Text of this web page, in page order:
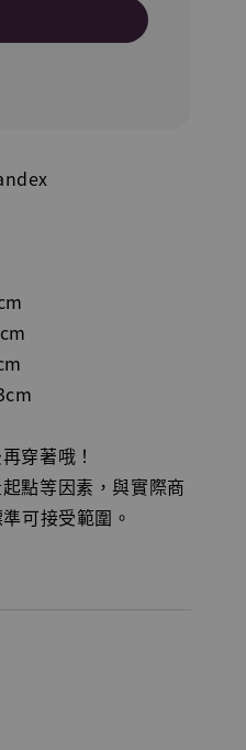
穿著哦！
點等因素，與實際商
可接受範圍。